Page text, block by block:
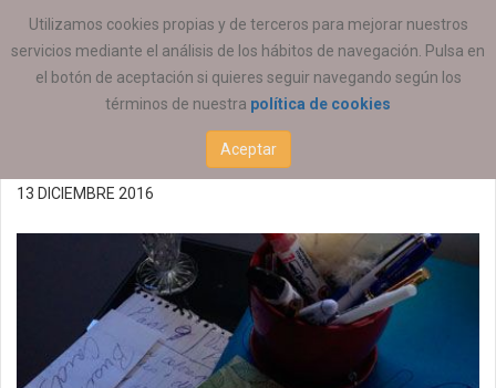
Utilizamos cookies propias y de terceros para mejorar nuestros
servicios mediante el análisis de los hábitos de navegación. Pulsa en
el botón de aceptación si quieres seguir navegando según los
términos de nuestra política de cookies
Aceptar
ESTÁ AQUÍ: ACTUALIDAD ESTATAL
12ª Ed. Premios
Fundación Randstad
13 DICIEMBRE 2016